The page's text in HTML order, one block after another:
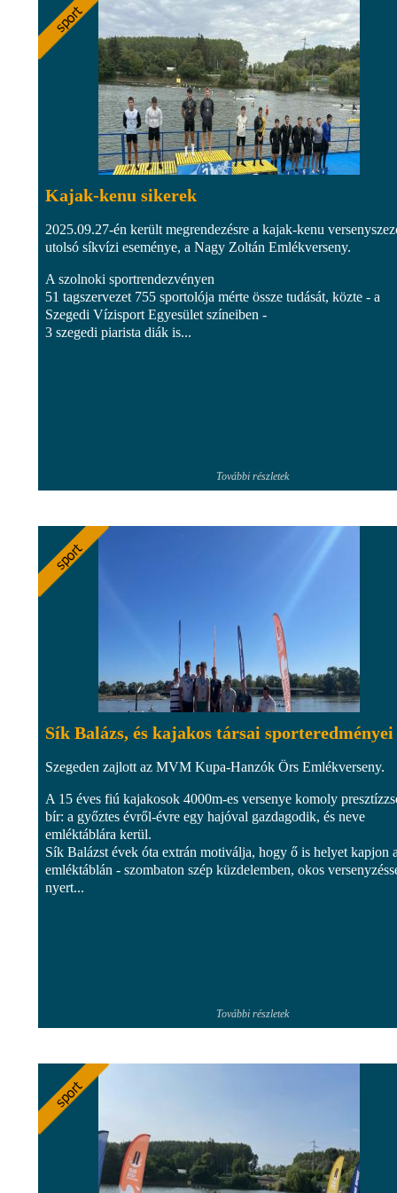
Kajak-kenu sikerek
2025.09.27-én került megrendezésre a kajak-kenu
utolsó síkvízi eseménye, a Nagy Zoltán Emlékverseny.
A szolnoki sportrendezvényen
51 tagszervezet 755 sportolója mérte össze tudását, közte - a
Szegedi Vízisport Egyesület színeiben -
3 szegedi piarista diák is...
További részletek
Sík Balázs, és kajakos társai sporteredményei
Szegeden zajlott az MVM Kupa-Hanzók Örs Emlékverseny.
A 15 éves fiú kajakosok 4000m-es versenye komoly
bír: a győztes évről-évre egy hajóval gazdagodik, és neve
emléktáblára kerül.
Sík Balázst évek óta extrán motiválja, hogy ő is helyet kapjon
emléktáblán - szombaton szép küzdelemben, okos
nyert...
További részletek